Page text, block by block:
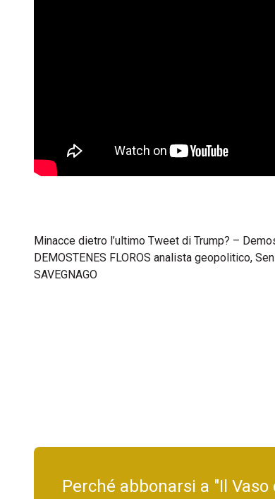
Minacce dietro l’ultimo Tweet di Trump? –
DEMOSTENES FLOROS analista geopolitico,
SAVEGNAGO
Perché abbonarsi a "Il Vaso